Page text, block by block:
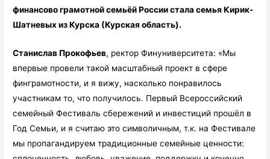
финансово грамотной семьёй России стала семья Кирик-
Шатневых из Курска (Курская область).
Станислав Прокофьев, ректор Финуниверситета: «Мы
впервые провели такой масштабный проект в сфере
финграмотности, и я вижу, насколько понравилось
участникам то, что получилось. Первый Всероссийский
семейный Фестиваль сбережений и инвестиций прошёл в
Год Семьи, и я считаю это символичным, т.к. на Фестивале
мы пропагандируем традиционные семейные ценности: